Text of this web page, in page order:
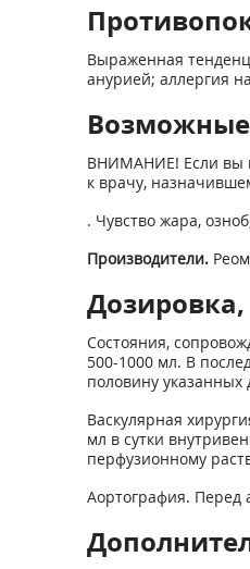
Выраженная
анурией; аллергия
ВНИМАНИЕ! Если вы
к врачу,
. Чувство жара,
Производители.
Состояния,
500-1000 мл. В
половину указанных
Васкулярная
мл в сутки
перфузионному
Аортография. Перед